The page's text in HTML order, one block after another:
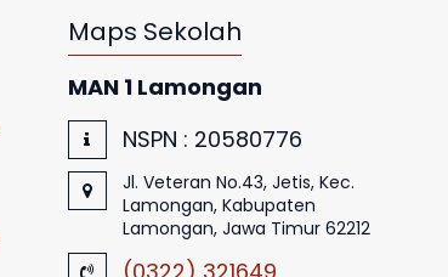
Maps Sekolah
MAN 1 Lamongan
NSPN : 20580776
Jl. Veteran No.43, Jetis, Kec.
Lamongan, Kabupaten
Lamongan, Jawa Timur 62212